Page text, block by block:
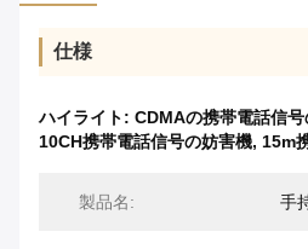
仕様
ハイライト: CDMAの携帯電話信
10CH携帯電話信号の妨害機, 15m
製品名: 手